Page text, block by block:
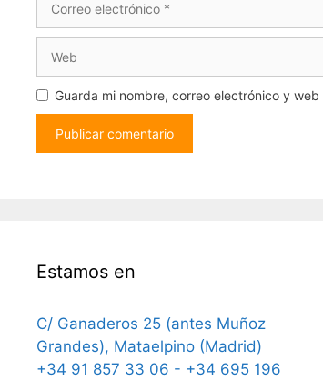
electrónico
Guarda mi nombre, correo electrónico y
Estamos en
C/ Ganaderos 25 (antes Muñoz
Grandes), Mataelpino (Madrid)
+34 91 857 33 06 - +34 695 196